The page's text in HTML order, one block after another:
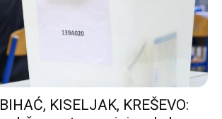
KISELJAK, KREŠEVO: